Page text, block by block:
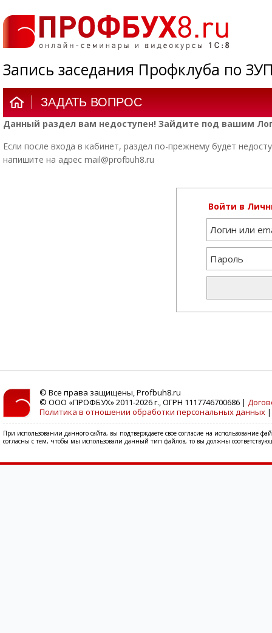
Запись заседания Профклуба по
ЗАДАТЬ ВОПРОС
Данный раздел вам недоступен! Зайдите под вашим
Если после входа в кабинет, раздел по-прежнему будет
напишите на адрес mail@profbuh8.ru
Войти в
© Все права защищены, Profbuh8.ru
© ООО «ПРОФБУХ» 2011-2026 г., ОГРН 1117746700686 |
Политика в отношении обработки персональных данных
При использовании данного сайта, вы подтверждаете свое согласие на использование
согласны с тем, чтобы мы использовали данный тип файлов, то вы должны